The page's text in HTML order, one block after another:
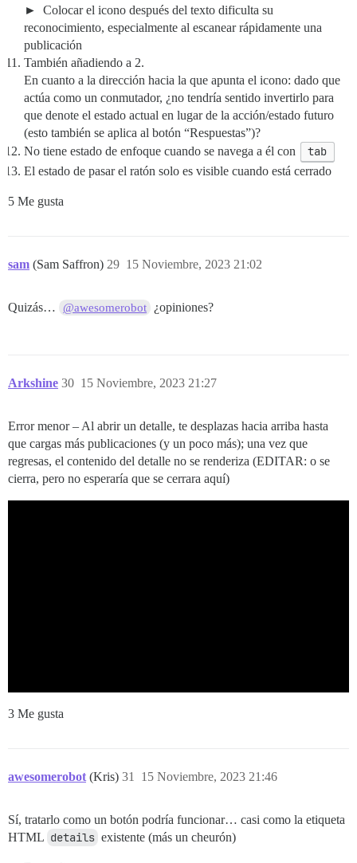
Colocar el icono después del texto dificulta su
reconocimiento, especialmente al escanear rápidamente una
publicación
También añadiendo a 2.
En cuanto a la dirección hacia la que apunta el icono: dado que
actúa como un conmutador, ¿no tendría sentido invertirlo para
que denote el estado actual en lugar de la acción/estado futuro
(esto también se aplica al botón “Respuestas”)?
No tiene estado de enfoque cuando se navega a él con
tab
El estado de pasar el ratón solo es visible cuando está cerrado
5 Me gusta
sam (Sam Saffron) 15 Noviembre, 2023 21:02
29
Quizás… @awesomerobot ¿opiniones?
Arkshine 15 Noviembre, 2023 21:27
30
Error menor – Al abrir un detalle, te desplazas hacia arriba hasta
que cargas más publicaciones (y un poco más); una vez que
regresas, el contenido del detalle no se renderiza (EDITAR: o se
cierra, pero no esperaría que se cerrara aquí)
3 Me gusta
awesomerobot (Kris) 15 Noviembre, 2023 21:46
31
Sí, tratarlo como un botón podría funcionar… casi como la etiqueta
HTML details existente (más un cheurón)